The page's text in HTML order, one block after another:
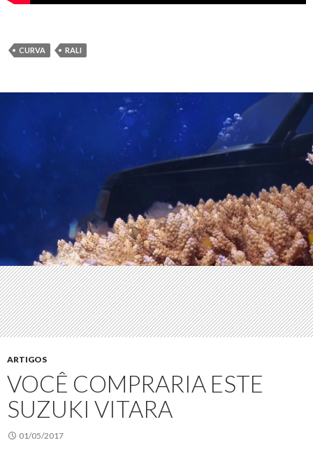
CURVA RALI
ARTIGOS
VOCÊ COMPRARIA ESTE
SUZUKI VITARA
01/05/2017